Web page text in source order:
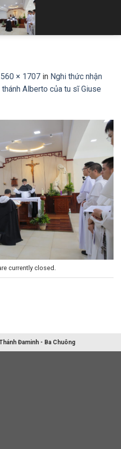
× 1707 in Nghi thức nhận
Alberto của tu sĩ Giuse
currently closed.
Đaminh - Ba Chuông